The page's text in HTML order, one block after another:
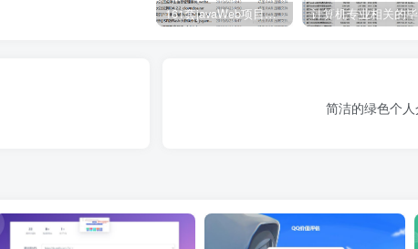
161套javaWeb项目源码免费分享
简洁的绿色个